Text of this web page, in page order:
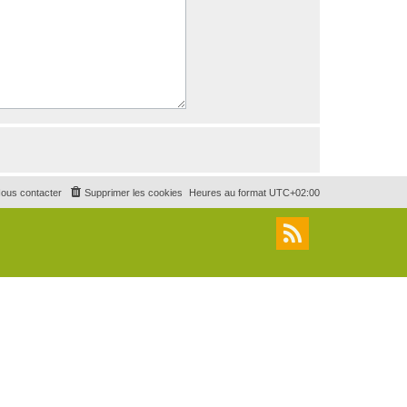
Heures au format UTC+02:00
Supprimer les cookies
contacter